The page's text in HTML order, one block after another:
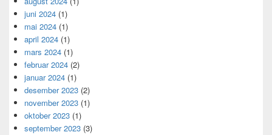
juni 2024 (1)
mai 2024 (1)
april 2024 (1)
mars 2024 (1)
februar 2024 (2)
januar 2024 (1)
desember 2023 (2)
november 2023 (1)
oktober 2023 (1)
september 2023 (3)